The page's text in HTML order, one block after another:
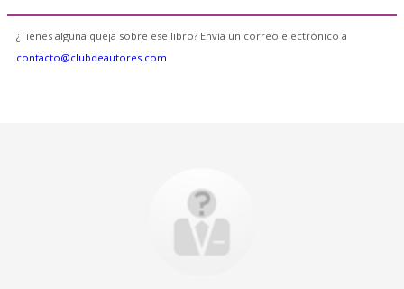
¿Tienes alguna queja sobre ese libro? Envía un correo electrónico a
contacto@clubdeautores.com